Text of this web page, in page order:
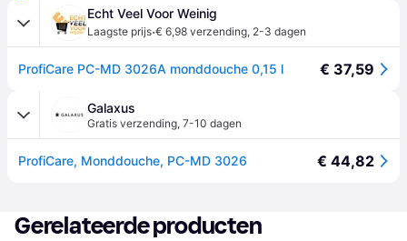
Echt Veel Voor Weinig
Laagste prijs·€ 6,98 verzending, 2-3 dagen
ProfiCare PC-MD 3026A monddouche 0,15 l € 37,59
Galaxus
Gratis verzending, 7-10 dagen
ProfiCare, Monddouche, PC-MD 3026 € 44,82
Gerelateerde producten